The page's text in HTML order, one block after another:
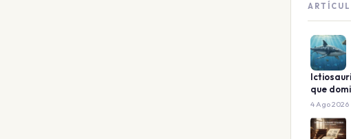
que
160
4 Ago 2026